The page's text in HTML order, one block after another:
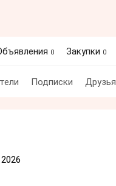
0 Закупки 0
Подписки Друзья